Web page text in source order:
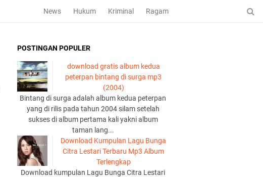
News Hukum Kriminal Ragam
POSTINGAN POPULER
download gratis album kedua
peterpan bintang di surga mp3
(2004)
Bintang di surga adalah album kedua peterpan
yang di rilis pada tahun 2004 silam setelah
sukses di album pertama kali yakni album
taman lang...
Download Kumpulan Lagu Bunga
Citra Lestari Terbaru Mp3 Album
Terlengkap
Download kumpulan Lagu Bunga Citra Lestari